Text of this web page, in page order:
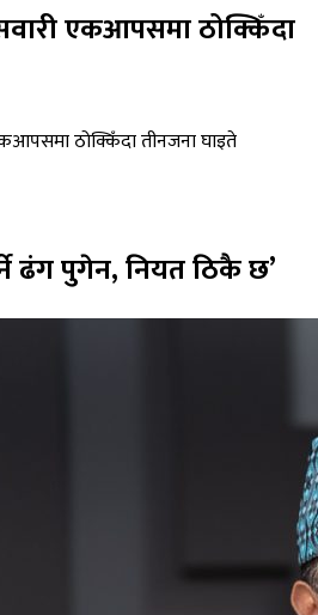
एकआपसमा ठोक्किँदा
ढंग पुगेन, नियत ठिकै छ’